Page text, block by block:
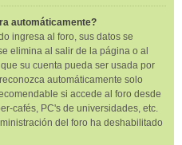
automáticamente?
ingresa al foro, sus datos se
elimina al salir de la página o al
su cuenta pueda ser usada por
automáticamente solo
si accede al foro desde
cafés, PC's de universidades, etc.
del foro ha deshabilitado